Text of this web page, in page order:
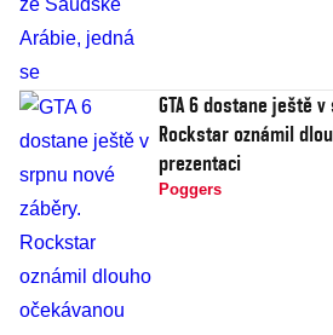
GTA 6 dostane ještě
Rockstar oznámil
prezentaci
Poggers